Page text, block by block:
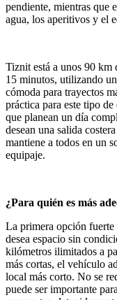
pendiente, mientras que
agua, los aperitivos y el
Tiznit está a unos 90 km
15 minutos, utilizando
cómoda para trayectos
práctica para este tipo
que planean un día
desean una salida
mantiene a todos en un
equipaje.
¿Para quién es más
La primera opción
desea espacio sin
kilómetros ilimitados a
más cortas, el vehículo
local más corto. No se
puede ser importante